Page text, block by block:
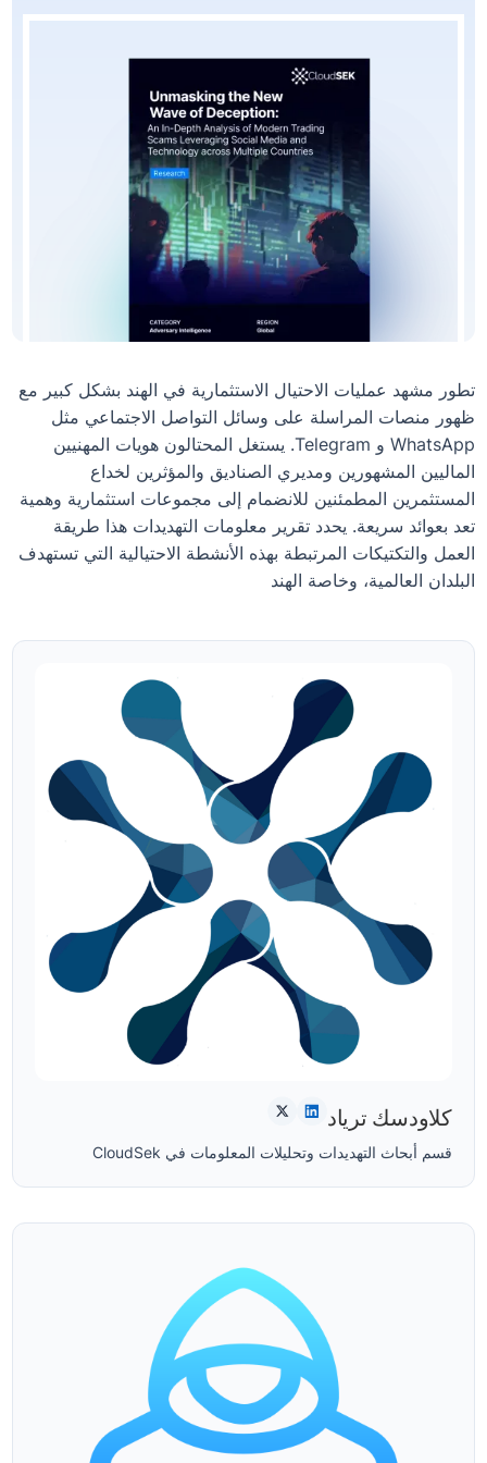
تطور مشهد عمليات الاحتيال الاستثمارية في الهند بشكل كبير مع
ظهور منصات المراسلة على وسائل التواصل الاجتماعي مثل
WhatsApp و Telegram. يستغل المحتالون هويات المهنيين
الماليين المشهورين ومديري الصناديق والمؤثرين لخداع
المستثمرين المطمئنين للانضمام إلى مجموعات استثمارية وهمية
تعد بعوائد سريعة. يحدد تقرير معلومات التهديدات هذا طريقة
العمل والتكتيكات المرتبطة بهذه الأنشطة الاحتيالية التي تستهدف
البلدان العالمية، وخاصة الهند
كلاودسك ترياد
قسم أبحاث التهديدات وتحليلات المعلومات في CloudSek